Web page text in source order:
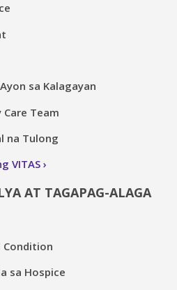
sa Kalagayan
Team
na Tulong
VITAS
AT TAGAPAG-ALAGA
Condition
sa Hospice